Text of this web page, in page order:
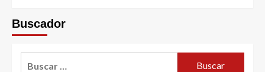
Buscador